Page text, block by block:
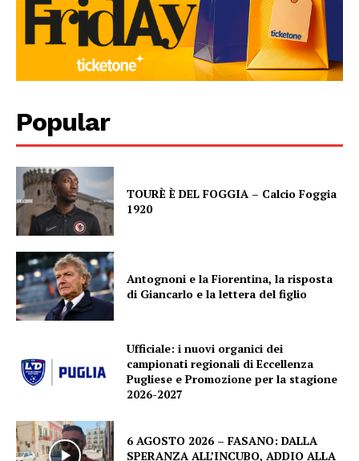
Popular
TOURÈ È DEL FOGGIA – Calcio Foggia
1920
Antognoni e la Fiorentina, la risposta
di Giancarlo e la lettera del figlio
Ufficiale: i nuovi organici dei
campionati regionali di Eccellenza
Pugliese e Promozione per la stagione
2026-2027
6 AGOSTO 2026 – FASANO: DALLA
SPERANZA ALL’INCUBO, ADDIO ALLA